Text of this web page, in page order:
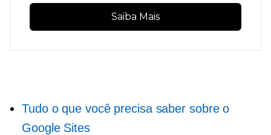
Saiba Mais
Tudo o que você precisa saber sobre o
Google Sites